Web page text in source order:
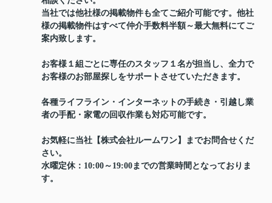
当社では他社様の掲載物件も全てご紹介可能です。他社
様の掲載物件はすべて仲介手数料半額～最大無料にてご
案内致します。
お客様１組ごとに専任のスタッフ１名が担当し、全力で
お客様のお部屋探しをサポートさせていただきます。
各種ライフライン・インターネットの手続き・引越し業
者の手配・家電の回収作業も対応可能です。
お気軽に当社【株式会社ルームワン】までお問合せくだ
さい。
水曜定休：10:00～19:00までの営業時間となっておりま
す。